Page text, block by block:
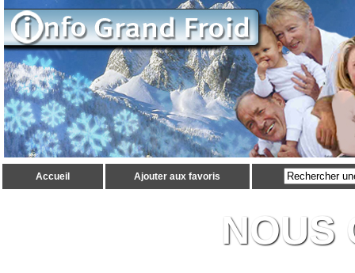
Accueil Ajouter aux favoris
NOUS